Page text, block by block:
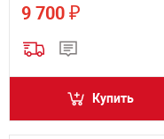
9 700 ₽
Купить